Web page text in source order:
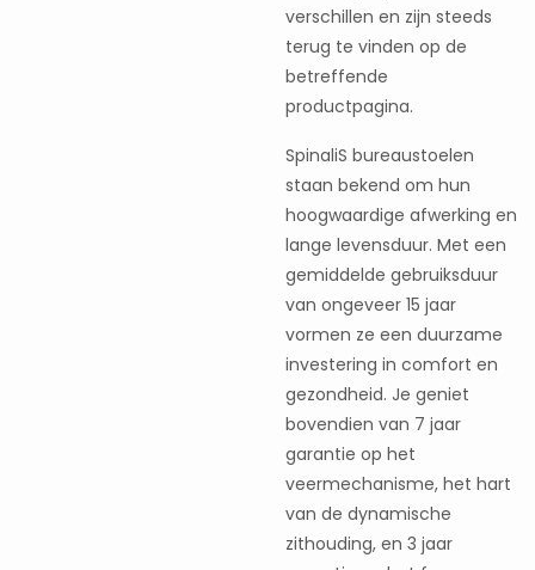
verschillen en zijn steeds
terug te vinden op de
betreffende
productpagina.
SpinaliS bureaustoelen
staan bekend om hun
hoogwaardige afwerking en
lange levensduur. Met een
gemiddelde gebruiksduur
van ongeveer 15 jaar
vormen ze een duurzame
investering in comfort en
gezondheid. Je geniet
bovendien van 7 jaar
garantie op het
veermechanisme, het hart
van de dynamische
zithouding, en 3 jaar